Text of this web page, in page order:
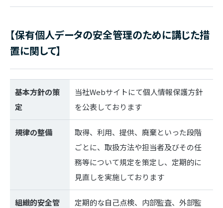
【保有個人データの安全管理のために講じた措
置に関して】
基本方針の策
定
当社Webサイトにて個人情報保護方針
を公表しております
規律の整備
取得、利用、提供、廃棄といった段階
ごとに、取扱方法や担当者及びその任
務等について規定を策定し、定期的に
見直しを実施しております
組織的安全管
定期的な自己点検、内部監査、外部監